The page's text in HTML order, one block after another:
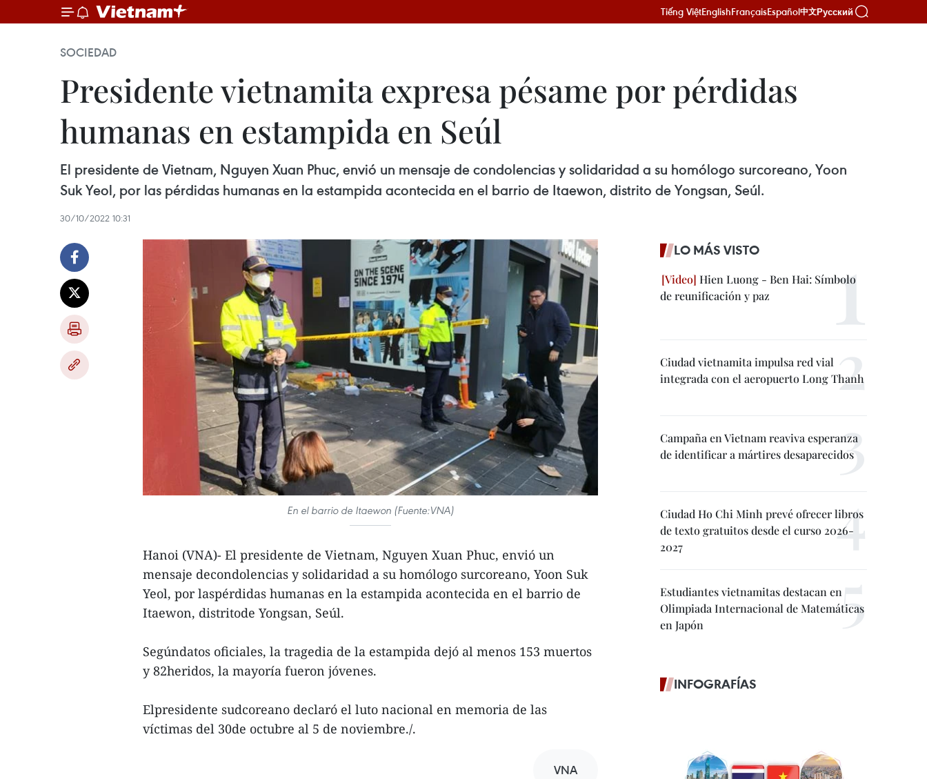
Tiếng ViệtEnglishFrançaisEspañol中文Русский
SOCIEDAD
Presidente vietnamita expresa pésame por pérdidas
humanas en estampida en Seúl
El presidente de Vietnam, Nguyen Xuan Phuc, envió un mensaje de condolencias y solidaridad a su homólogo surcoreano, Yoon
Suk Yeol, por las pérdidas humanas en la estampida acontecida en el barrio de Itaewon, distrito de Yongsan, Seúl.
30/10/2022 10:31
En el barrio de Itaewon (Fuente:VNA)
Hanoi (VNA)- El presidente de Vietnam, Nguyen Xuan Phuc, envió un
mensaje decondolencias y solidaridad a su homólogo surcoreano, Yoon Suk
Yeol, por laspérdidas humanas en la estampida acontecida en el barrio de
Itaewon, distritode Yongsan, Seúl.
Segúndatos oficiales, la tragedia de la estampida dejó al menos 153 muertos
y 82heridos, la mayoría fueron jóvenes.
Elpresidente sudcoreano declaró el luto nacional en memoria de las
víctimas del 30de octubre al 5 de noviembre./.
VNA
LO MÁS VISTO
Hien Luong - Ben Hai: Símbolo
de reunificación y paz
Ciudad vietnamita impulsa red vial
integrada con el aeropuerto Long Thanh
Campaña en Vietnam reaviva esperanza
de identificar a mártires desaparecidos
Ciudad Ho Chi Minh prevé ofrecer libros
de texto gratuitos desde el curso 2026-
2027
Estudiantes vietnamitas destacan en
Olimpiada Internacional de Matemáticas
en Japón
INFOGRAFÍAS